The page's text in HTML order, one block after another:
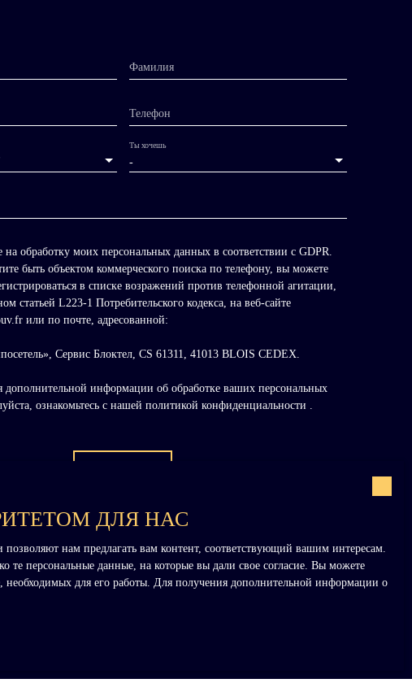
Фамилия
Телефон
-
Ты хочешь
на обработку моих персональных данных в соответствии с GDPR.
быть объектом коммерческого поиска по телефону, вы можете
в списке возражений против телефонной агитации,
статьей L223-1 Потребительского кодекса, на веб-сайте
или по почте, адресованной:
Сервис Блоктел, CS 61311, 41013 BLOIS CEDEX.
дополнительной информации об обработке ваших персональных
ознакомьтесь с нашей политикой конфиденциальности
ДЛЯ НАС
нам предлагать вам контент, соответствующий вашим интересам.
те персональные данные, на которые вы дали свое согласие. Вы можете
для его работы. Для получения дополнительной информации о